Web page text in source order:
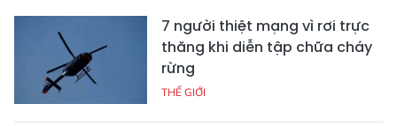
7 người thiệt mạng vì rơi trực
thăng khi diễn tập chữa cháy
rừng
THẾ GIỚI